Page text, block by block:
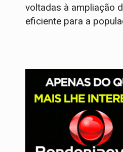
voltadas à ampliação
eficiente para a